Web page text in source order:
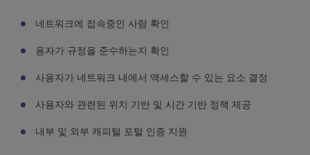
네트워크에 접속중인 사람 확인
용자가 규정을 준수하는지 확인
사용자가 네트워크 내에서 액세스할 수 있는 요소 결정
사용자와 관련된 위치 기반 및 시간 기반 정책 제공
내부 및 외부 캐피털 포털 인증 지원